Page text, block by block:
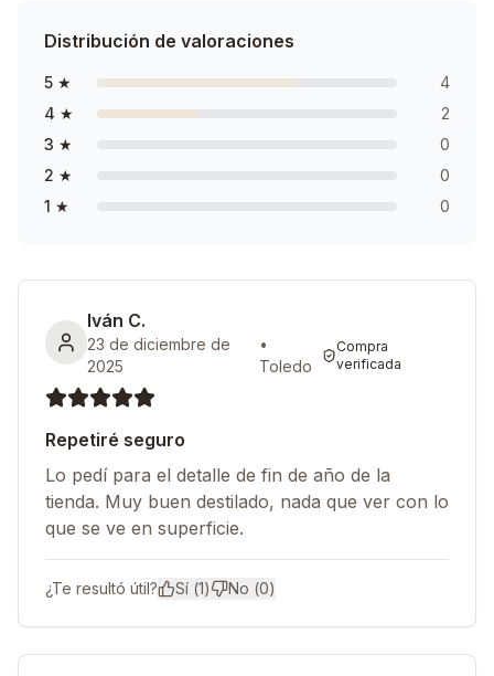
Distribución de valoraciones
5 ★
4
4 ★
2
3 ★
0
2 ★
0
1 ★ 0
Iván C.
23 de diciembre de
2025
•
Toledo
Compra
verificada
Repetiré seguro
Lo pedí para el detalle de fin de año de la
tienda. Muy buen destilado, nada que ver con lo
que se ve en superficie.
¿Te resultó útil? Sí (1) No (0)